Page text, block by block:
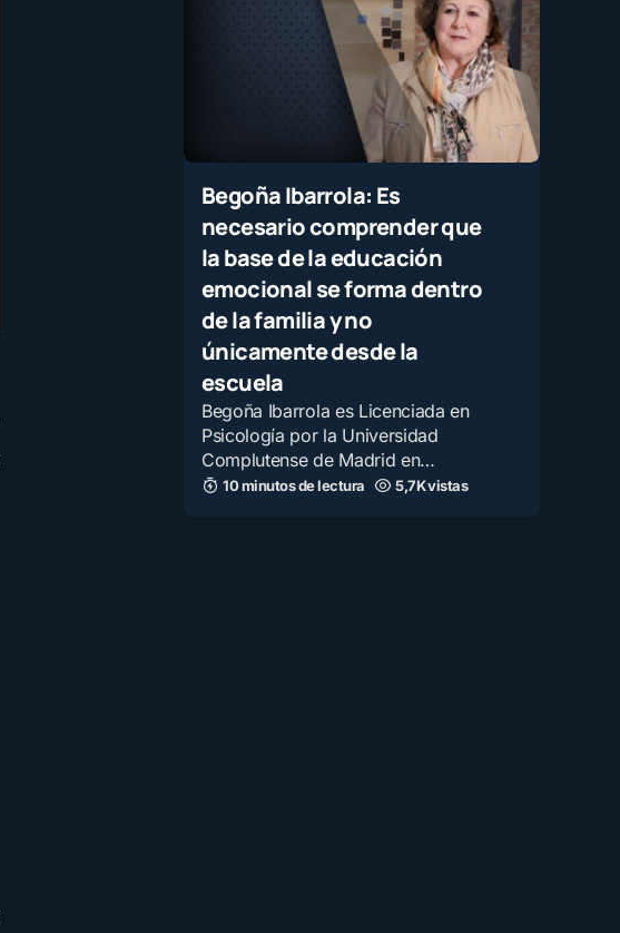
Begoña Ibarrola: Es
necesario comprender que
la base de la educación
emocional se forma dentro
de la familia y no
únicamente desde la
escuela
Begoña Ibarrola es Licenciada en
Psicología por la Universidad
Complutense de Madrid en…
10 minutos de lectura 5,7K vistas